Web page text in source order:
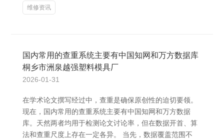
维修资讯
国内常用的查重系统主要有中国知网和万方数据库
桐乡市洲泉越强塑料模具厂
2026-01-31
在学术论文撰写经过中，查重是确保原创性的迫切要领。
现在，国内常用的查重系统主要有中国知网和万方数据
库。天然两者均用于检测论文讨论率，但在数据开首、算
法和查重尺度上存在一定各异。 当先，数据覆盖范围不